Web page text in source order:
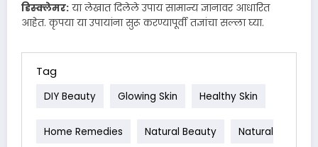
डिस्क्लेमर: या लेखात दिलेले उपाय सामान्य ज्ञानावर आधारित
आहेत. कृपया या उपायांना सुरू करण्यापूर्वी तज्ञांचा सल्ला घ्या.
Tag
DIY Beauty Glowing Skin Healthy Skin
Home Remedies Natural Beauty Natural